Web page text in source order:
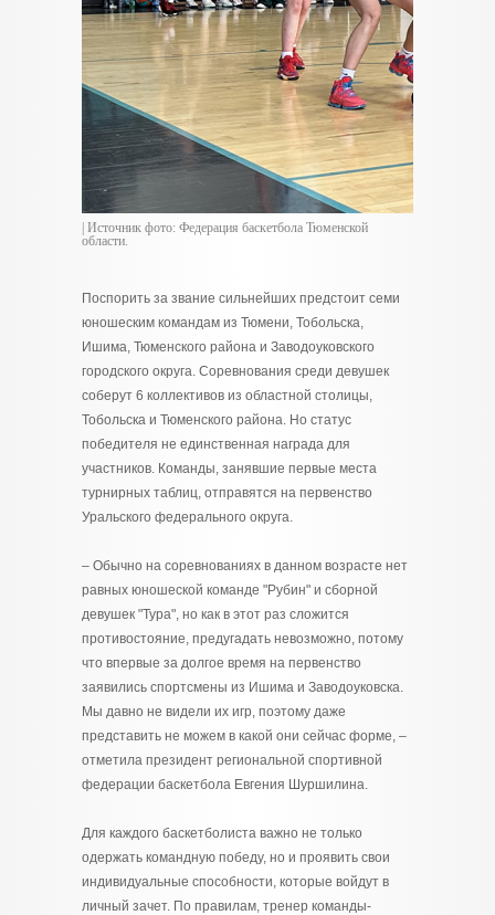
| Источник фото: Федерация баскетбола Тюменской
области.
Поспорить за звание сильнейших предстоит семи
юношеским командам из Тюмени, Тобольска,
Ишима, Тюменского района и Заводоуковского
городского округа. Соревнования среди девушек
соберут 6 коллективов из областной столицы,
Тобольска и Тюменского района. Но статус
победителя не единственная награда для
участников. Команды, занявшие первые места
турнирных таблиц, отправятся на первенство
Уральского федерального округа.
– Обычно на соревнованиях в данном возрасте нет
равных юношеской команде "Рубин" и сборной
девушек "Тура", но как в этот раз сложится
противостояние, предугадать невозможно, потому
что впервые за долгое время на первенство
заявились спортсмены из Ишима и Заводоуковска.
Мы давно не видели их игр, поэтому даже
представить не можем в какой они сейчас форме, –
отметила президент региональной спортивной
федерации баскетбола Евгения Шуршилина.
Для каждого баскетболиста важно не только
одержать командную победу, но и проявить свои
индивидуальные способности, которые войдут в
личный зачет. По правилам, тренер команды-